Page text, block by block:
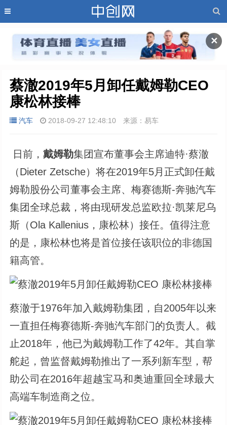
✕
蔡澈2019年5月卸任戴姆勒CEO
康松林接棒
汽车 2018-09-27 12:48:10 来源：易车
日前，戴姆勒集团宣布董事会主席迪特·蔡澈
（Dieter Zetsche）将在2019年5月正式卸任戴
姆勒股份公司董事会主席、梅赛德斯-奔驰汽车
集团全球总裁，将由现研发总监欧拉·凯莱尼乌
斯（Ola Kallenius，康松林）接任。值得注意
的是，康松林也将是首位接任该职位的非德国
籍高管。
蔡澈于1976年加入戴姆勒集团，自2005年以来
一直担任梅赛德斯-奔驰汽车部门的负责人。截
止2018年，他已为戴姆勒工作了42年。其自掌
舵起，曾监督戴姆勒推出了一系列新车型，帮
助公司在2016年超越宝马和奥迪重回全球最大
高端车制造商之位。